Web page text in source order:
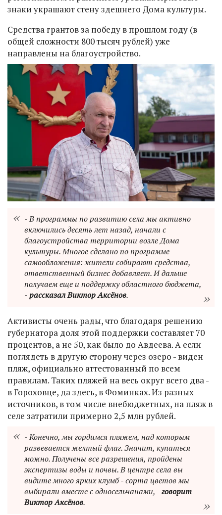
знаки украшают стену здешнего Дома культуры.
Средства грантов за победу в прошлом году (в
общей сложности 800 тысяч рублей) уже
направлены на благоустройство.
- В программы по развитию села мы активно
включились десять лет назад, начали с
благоустройства территории возле Дома
культуры. Многое сделано по программе
самообложения: жители собирают средства,
ответственный бизнес добавляет. И дальше
получаем еще и поддержку областного бюджета,
-рассказал Виктор Аксёнов.
Активисты очень рады, что благодаря решению
губернатора доля этой поддержки составляет 70
процентов, а не 50, как было до Авдеева. А если
поглядеть в другую сторону через озеро - виден
пляж, официально аттестованный по всем
правилам. Таких пляжей на весь округ всего два -
в Гороховце, да здесь, в Фоминках. Из разных
источников, в том числе внебюджетных, на пляж в
селе затратили примерно 2,5 млн рублей.
- Конечно, мы гордимся пляжем, над которым
развевается желтый флаг. Значит, купаться
можно. Получены все разрешения, пройдены
экспертизы воды и почвы. В центре села вы
видите много ярких клумб - сорта цветов мы
выбирали вместе с односельчанами, -говорит
Виктор Аксёнов.